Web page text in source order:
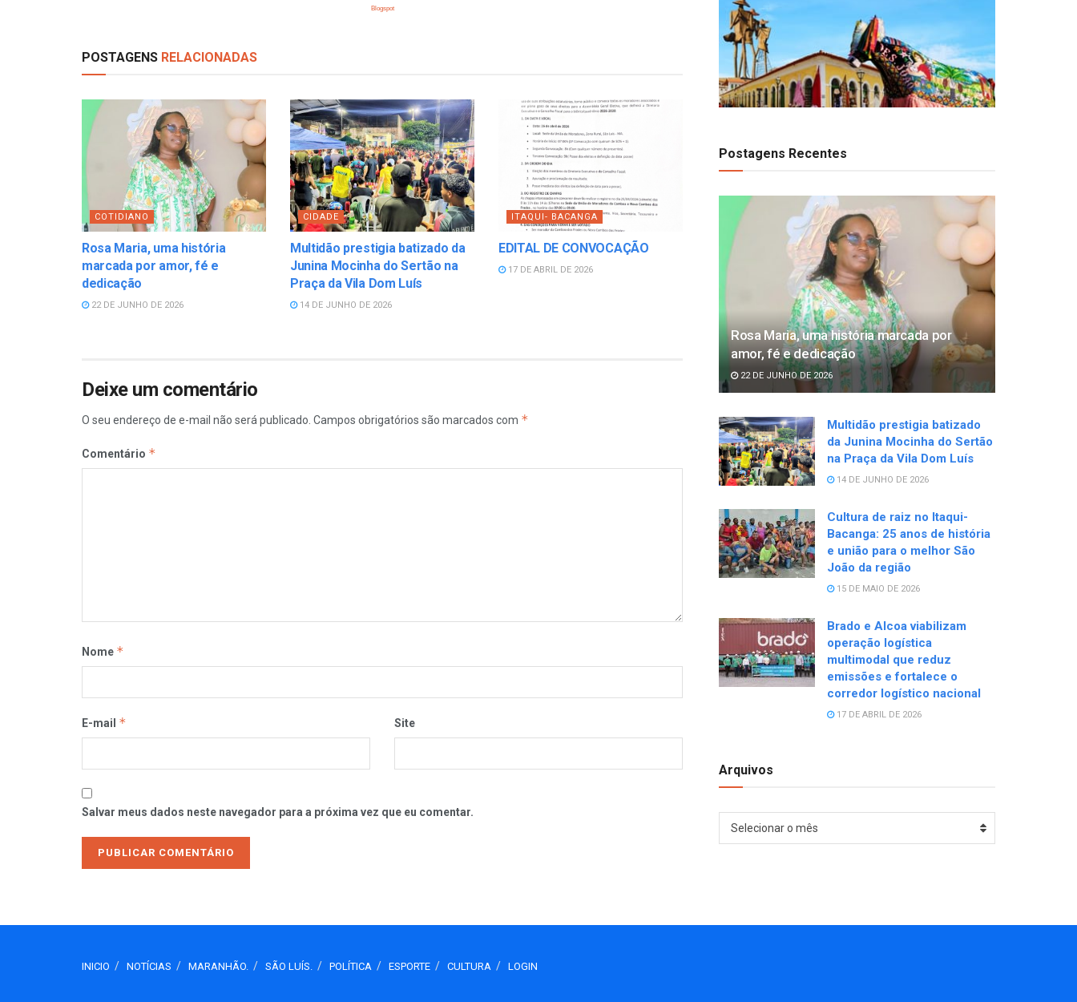
Blogspot
POSTAGENS RELACIONADAS
COTIDIANO
Rosa Maria, uma história
marcada por amor, fé e
dedicação
22 DE JUNHO DE 2026
CIDADE
Multidão prestigia batizado da
Junina Mocinha do Sertão na
Praça da Vila Dom Luís
14 DE JUNHO DE 2026
ITAQUI- BACANGA
EDITAL DE CONVOCAÇÃO
17 DE ABRIL DE 2026
Deixe um comentário
O seu endereço de e-mail não será publicado. Campos obrigatórios são marcados com *
Comentário *
Nome *
E-mail * Site
Salvar meus dados neste navegador para a próxima vez que eu comentar.
Postagens Recentes
Rosa Maria, uma história marcada por
amor, fé e dedicação
22 DE JUNHO DE 2026
Multidão prestigia batizado
da Junina Mocinha do Sertão
na Praça da Vila Dom Luís
14 DE JUNHO DE 2026
Cultura de raiz no Itaqui-
Bacanga: 25 anos de história
e união para o melhor São
João da região
15 DE MAIO DE 2026
Brado e Alcoa viabilizam
operação logística
multimodal que reduz
emissões e fortalece o
corredor logístico nacional
17 DE ABRIL DE 2026
Arquivos
Arquivos
Selecionar o mês
INICIO NOTÍCIAS MARANHÃO. SÃO LUÍS. POLÍTICA ESPORTE CULTURA LOGIN